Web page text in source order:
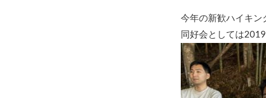
今年の新歓ハイキン
同好会としては